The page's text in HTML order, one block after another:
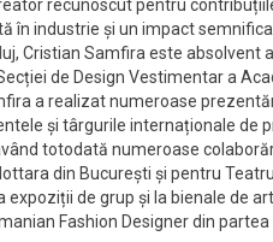
recunoscut pentru
în industrie și un impact
Cristian Samfira este absolvent
de Design Vestimentar a
a realizat numeroase
și târgurile internaționale
totodată numeroase
din București și pentru
de grup și la bienale de
Fashion Designer din partea